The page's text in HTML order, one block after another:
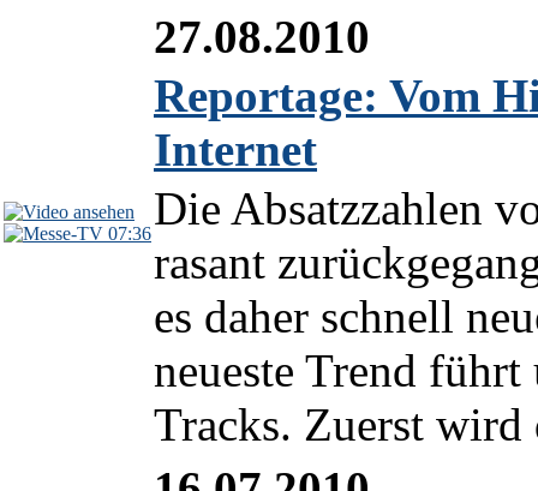
07:36
27.08.2010
Reportage: Vom
Internet
Die Absatzzahlen
rasant
es daher schnell
neueste Trend
Tracks. Zuerst wird